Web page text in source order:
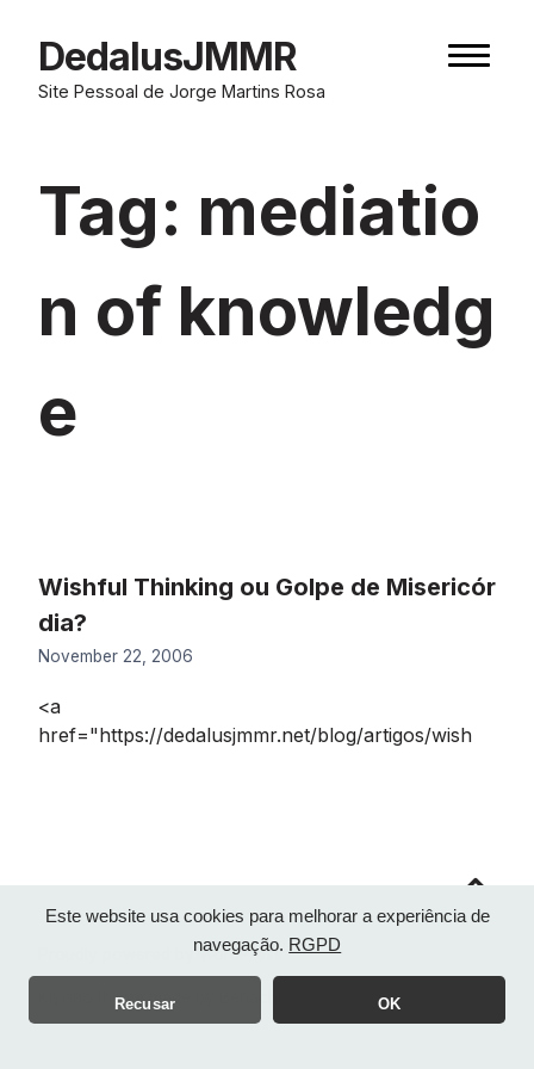
Este website usa cookies para melhorar a experiência de
navegação. RGPD
Recusar OK
contentDedalusJMMR
Site Pessoal de Jorge Martins Rosa
Tag: mediatio
n of knowledg
e
Wishful Thinking ou Golpe de Misericór
dia?
November 22, 2006
<a
href="https://dedalusjmmr.net/blog/artigos/wish
Proudly powered by WordPress
Kiyono theme made by